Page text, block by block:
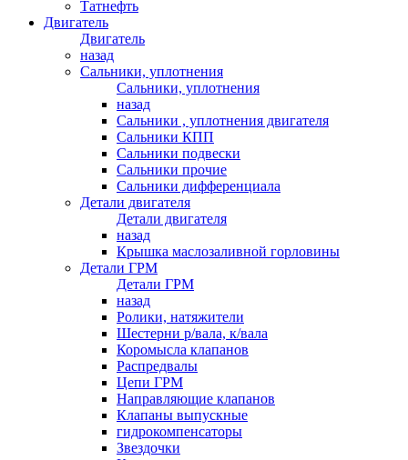
Татнефть
Двигатель
Двигатель
назад
Сальники, уплотнения
Сальники, уплотнения
назад
Сальники , уплотнения двигателя
Сальники КПП
Сальники подвески
Сальники прочие
Сальники дифференциала
Детали двигателя
Детали двигателя
назад
Крышка маслозаливной горловины
Детали ГРМ
Детали ГРМ
назад
Ролики, натяжители
Шестерни р/вала, к/вала
Коромысла клапанов
Распредвалы
Цепи ГРМ
Направляющие клапанов
Клапаны выпускные
гидрокомпенсаторы
Звездочки